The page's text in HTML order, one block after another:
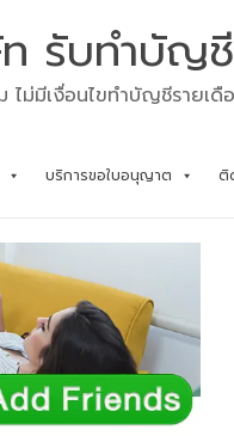
รับทำบัญ
ไม่มีเงื่อนไขทำบัญชีรายเ
บริการขอใบอนุญาต ติ